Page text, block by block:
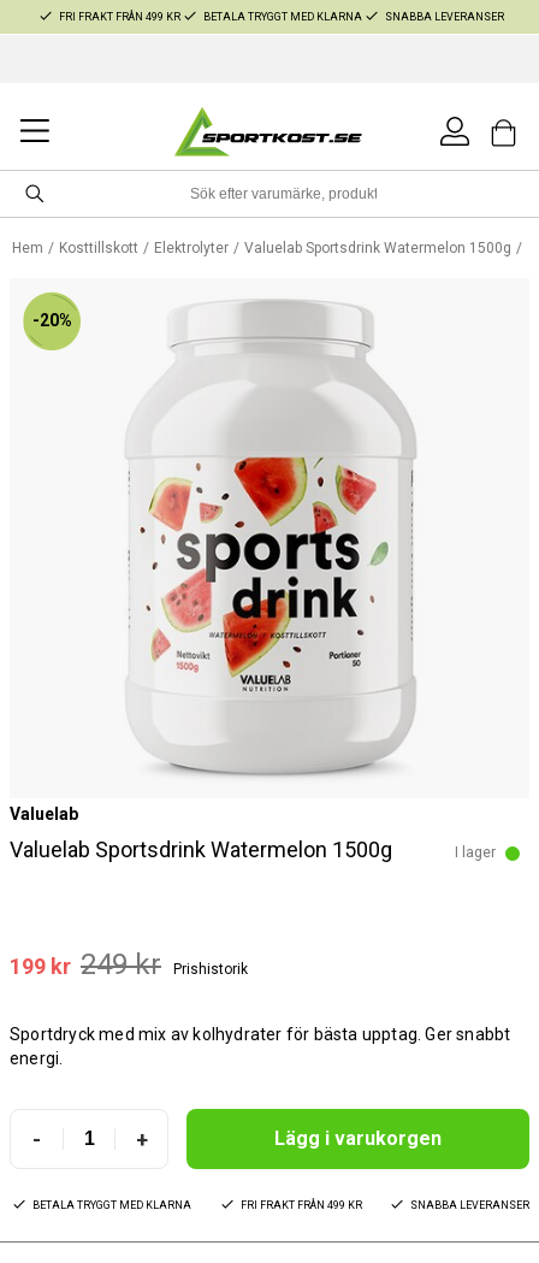
FRI FRAKT FRÅN 499 KR BETALA TRYGGT MED KLARNA SNABBA LEVERANSER
Hem Kosttillskott Elektrolyter Valuelab Sportsdrink Watermelon 1500g
-20%
Valuelab
Valuelab Sportsdrink Watermelon 1500g I lager
199 kr 249 kr Prishistorik
Sportdryck med mix av kolhydrater för bästa upptag. Ger snabbt
energi.
- + Lägg i varukorgen
BETALA TRYGGT MED KLARNA FRI FRAKT FRÅN 499 KR SNABBA LEVERANSER